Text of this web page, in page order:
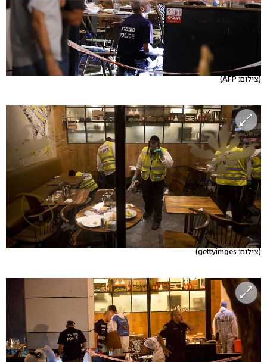
(צילום: AFP)
(צילום: gettyimges)